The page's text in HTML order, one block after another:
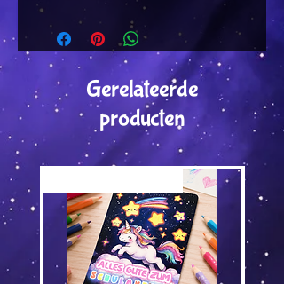
Gerelateerde
producten